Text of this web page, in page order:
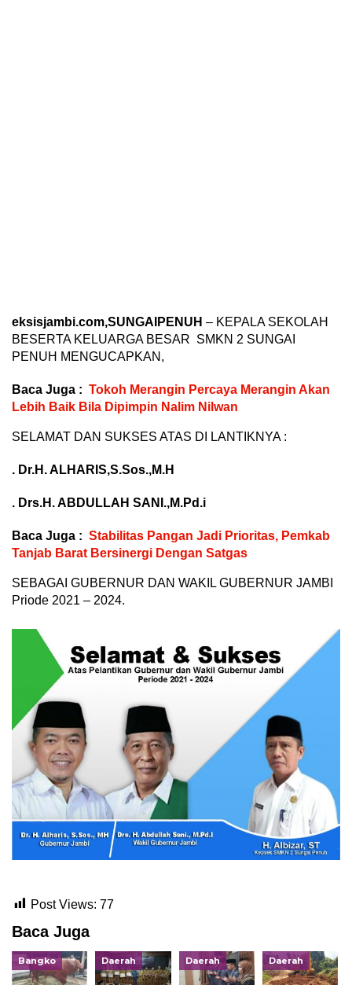
eksisjambi.com,SUNGAIPENUH – KEPALA SEKOLAH
BESERTA KELUARGA BESAR SMKN 2 SUNGAI
PENUH MENGUCAPKAN,
Baca Juga : Tokoh Merangin Percaya Merangin Akan
Lebih Baik Bila Dipimpin Nalim Nilwan
SELAMAT DAN SUKSES ATAS DI LANTIKNYA :
. Dr.H. ALHARIS,S.Sos.,M.H
. Drs.H. ABDULLAH SANI.,M.Pd.i
Baca Juga : Stabilitas Pangan Jadi Prioritas, Pemkab
Tanjab Barat Bersinergi Dengan Satgas
SEBAGAI GUBERNUR DAN WAKIL GUBERNUR JAMBI
Priode 2021 – 2024.
Post Views: 77
Baca Juga
Bangko Daerah Daerah Daerah